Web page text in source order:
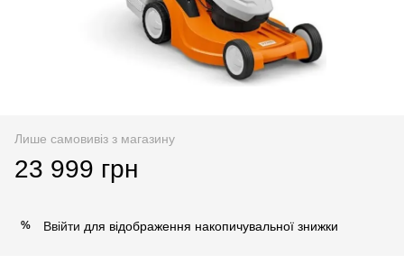
Лише самовивіз з магазину
23 999 грн
% Ввійти для відображення накопичувальної знижки